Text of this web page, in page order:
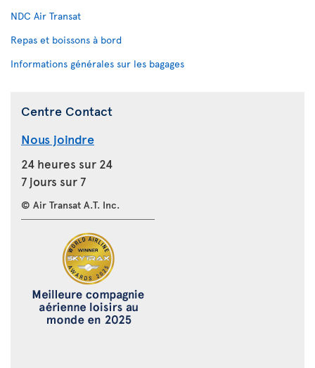
NDC Air Transat
Repas et boissons à bord
Informations générales sur les bagages
Centre Contact
Nous joindre
24 heures sur 24
7 jours sur 7
© Air Transat A.T. Inc.